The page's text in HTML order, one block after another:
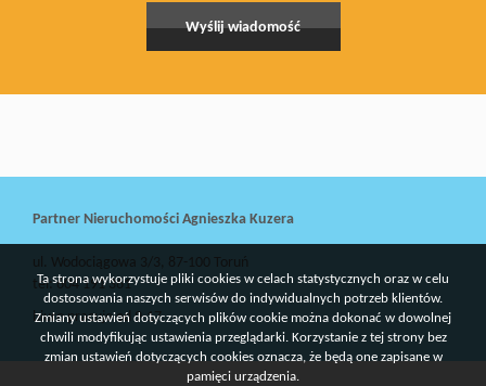
Partner Nieruchomości Agnieszka Kuzera
ul. Wodociągowa 3/3, 87-100 Toruń
tel: 604 191 361
biuro pracuje od 9-17
Ta strona wykorzystuje pliki cookies w celach statystycznych oraz w celu
dostosowania naszych serwisów do indywidualnych potrzeb klientów.
Zmiany ustawień dotyczących plików cookie można dokonać w dowolnej
chwili modyfikując ustawienia przeglądarki. Korzystanie z tej strony bez
zmian ustawień dotyczących cookies oznacza, że będą one zapisane w
pamięci urządzenia.